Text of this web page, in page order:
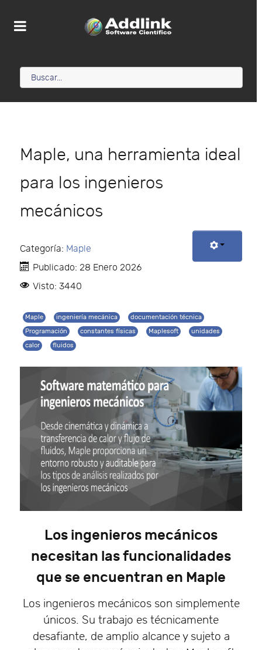
Maple, una herramienta ideal
para los ingenieros
mecánicos
Categoría: Maple
Publicado: 28 Enero 2026
Visto: 3440
Maple ingeniería mecánica
documentación técnica
Programación
constantes físicas Maplesoft
unidades
calor
fluidos
Los ingenieros mecánicos
necesitan las funcionalidades
que se encuentran en Maple
Los ingenieros mecánicos son simplemente
únicos. Su trabajo es técnicamente
desafiante, de amplio alcance y sujeto a